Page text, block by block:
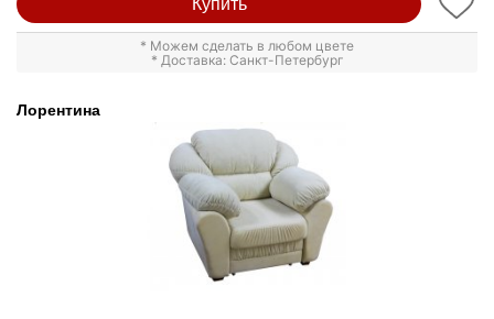
Купить
* Можем сделать в любом цвете
* Доставка: Санкт-Петербург
Лорентина